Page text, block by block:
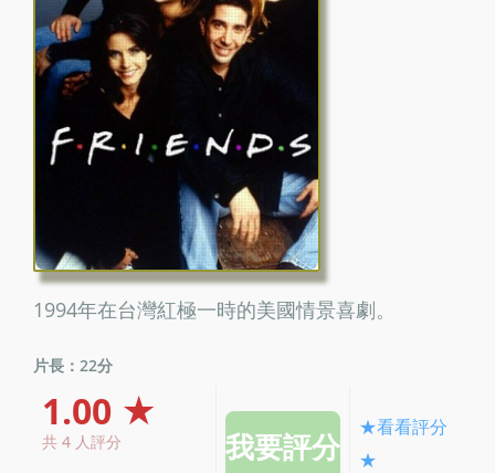
1994年在台灣紅極一時的美國情景喜劇。
片長：22分
1.00 ★
共 4 人評分
★看看評分
★